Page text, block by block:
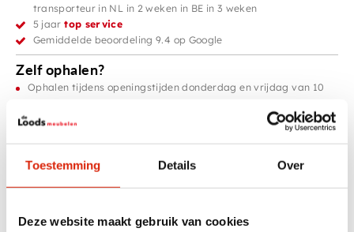
Toestemming Details Over
Deze website maakt gebruik van cookies
transporteur in NL in 2 weken in BE in 3 weken
5 jaartop service
Gemiddelde beoordeling 9.4 op Google
Zelf ophalen?
Ophalen tijdens openingstijden donderdag en vrijdag van 10
Zaterdag en zondag van 10 tot 16 uur, zondags is er tot 15:30
Productinformatie
Grote Houten Bulldog – Stoer Houtsnijwerk
gesneden.